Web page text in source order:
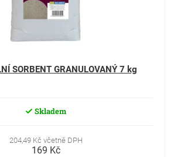
SORBENT GRANULOVANÝ 7 kg
Skladem
204,49 Kč včetně DPH
169 Kč